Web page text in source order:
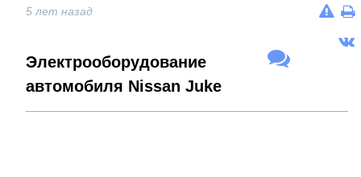
5 лет назад
Электрооборудование
автомобиля Nissan Juke